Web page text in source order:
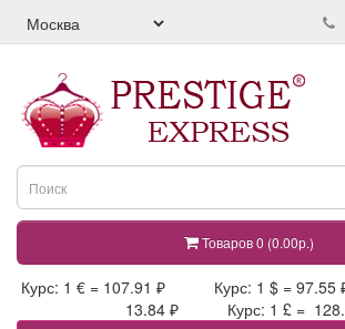
Товаров 0 (0.00р.)
Курс: 1 € = 107.91 ₽ Курс: 1 $ =
13.84 ₽ Курс: 1 £ =